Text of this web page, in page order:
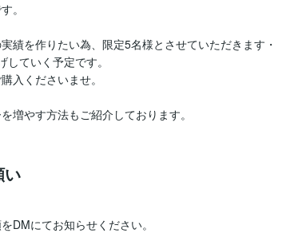
。
績を作りたい為、限定5名様とさせていただきます・
ていく予定です。
入くださいませ。
増やす方法もご紹介しております。
い
DMにてお知らせください。